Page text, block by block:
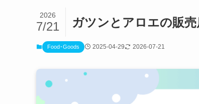
ガツンとアロエの販
2026
7/21
Food･Goods 2025-04-29 2026-07-21